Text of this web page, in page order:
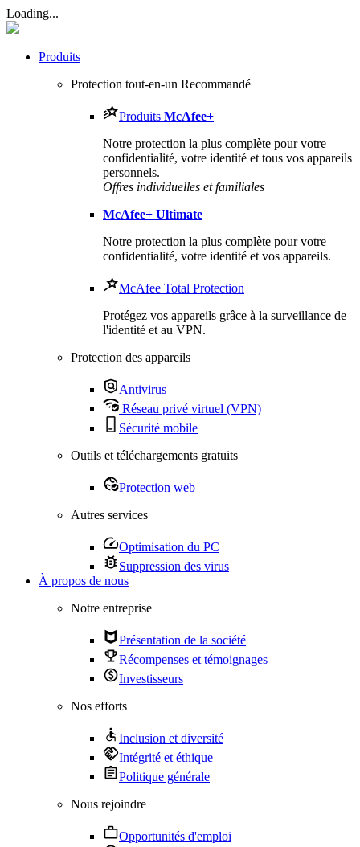
Loading...
Produits
Protection tout-en-un Recommandé
Produits McAfee+
Notre protection la plus complète pour votre
confidentialité, votre identité et tous vos appareils
personnels.​
Offres individuelles et familiales
McAfee+ Ultimate
Notre protection la plus complète pour votre
confidentialité, votre identité et vos appareils.
McAfee Total Protection
Protégez vos appareils grâce à la surveillance de
l'identité et au VPN.
Protection des appareils
Antivirus
Réseau privé virtuel (VPN)
Sécurité mobile
Outils et téléchargements gratuits
Protection web
Autres services
Optimisation du PC
Suppression des virus
À propos de nous
Notre entreprise
Présentation de la société
Récompenses et témoignages
Investisseurs
Nos efforts
Inclusion et diversité
Intégrité et éthique
Politique générale
Nous rejoindre
Opportunités d'emploi